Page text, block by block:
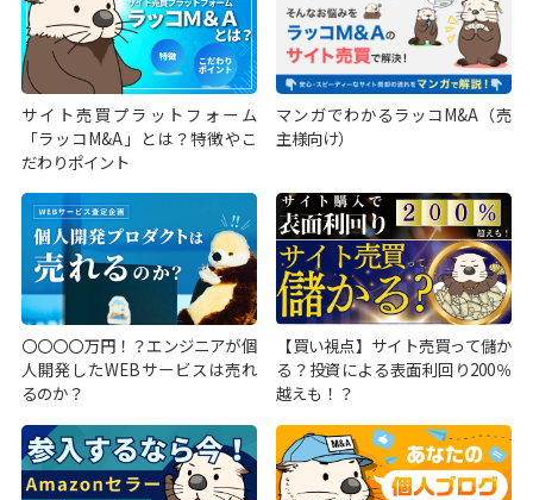
サイト売買プラットフォーム
「ラッコM&A」とは？特徴やこ
だわりポイント
マンガでわかるラッコM&A（売
主様向け）
〇〇〇〇万円！？エンジニアが個
人開発したWEBサービスは売れ
るのか？
【買い視点】サイト売買って儲か
る？投資による表面利回り200％
越えも！？